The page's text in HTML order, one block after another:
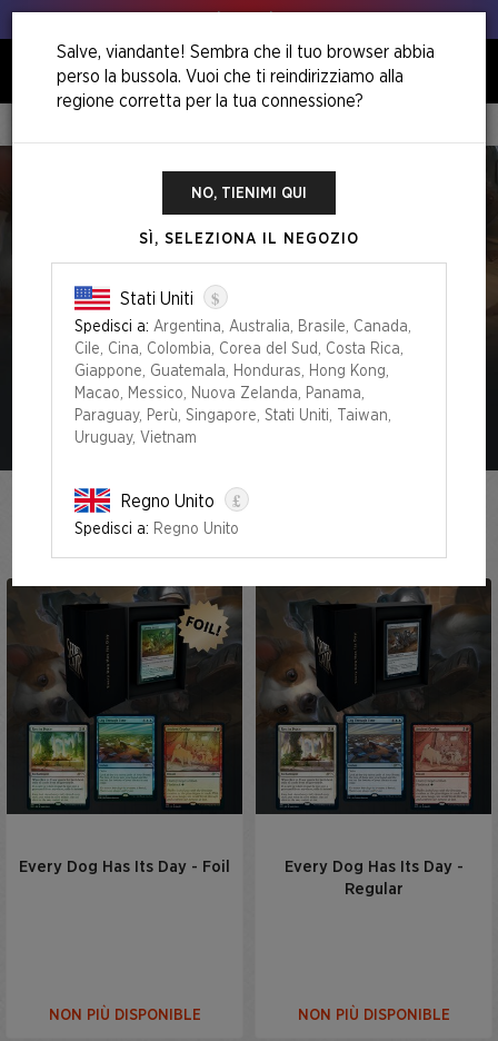
Every Dog Has Its Day
Every Dog Has Its Day - Foil
NON PIÙ DISPONIBLE
Every Dog Has Its Day -
Regular
NON PIÙ DISPONIBLE
Salve, viandante! Sembra che il tuo browser abbia
perso la bussola. Vuoi che ti reindirizziamo alla
regione corretta per la tua connessione?
NO, TIENIMI QUI
SÌ, SELEZIONA IL NEGOZIO
Stati Uniti $
Spedisci a: Argentina, Australia, Brasile, Canada,
Cile, Cina, Colombia, Corea del Sud, Costa Rica,
Giappone, Guatemala, Honduras, Hong Kong,
Macao, Messico, Nuova Zelanda, Panama,
Paraguay, Perù, Singapore, Stati Uniti, Taiwan,
Uruguay, Vietnam
Regno Unito £
Spedisci a: Regno Unito